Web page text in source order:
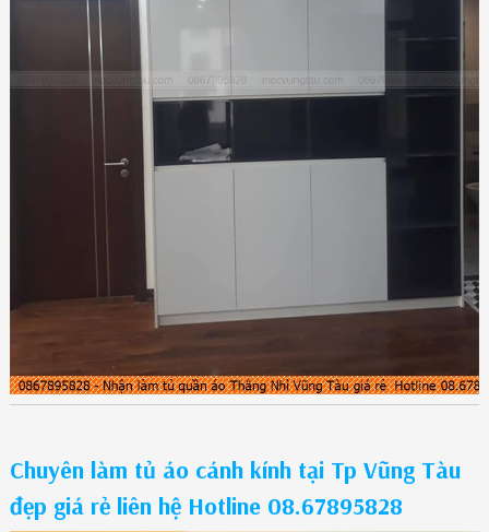
Chuyên làm tủ áo cánh kính tại Tp Vũng Tàu
đẹp giá rẻ liên hệ Hotline 08.67895828